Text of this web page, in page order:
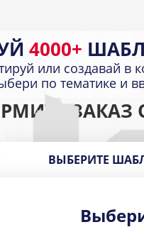
4000+
или создавай в
по тематике и
ВЫБЕРИТЕ